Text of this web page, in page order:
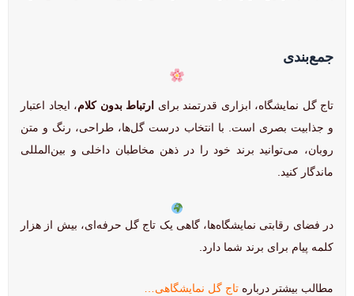
جمع‌بندی
تاج گل نمایشگاه، ابزاری قدرتمند برای ارتباط بدون کلام، ایجاد اعتبار
و جذابیت بصری است. با انتخاب درست گل‌ها، طراحی، رنگ و متن
روبان، می‌توانید برند خود را در ذهن مخاطبان داخلی و بین‌المللی
ماندگار کنید.
در فضای رقابتی نمایشگاه‌ها، گاهی یک تاج گل حرفه‌ای، بیش از هزار
کلمه پیام برای برند شما دارد.
مطالب بیشتر درباره تاج گل نمایشگاهی…